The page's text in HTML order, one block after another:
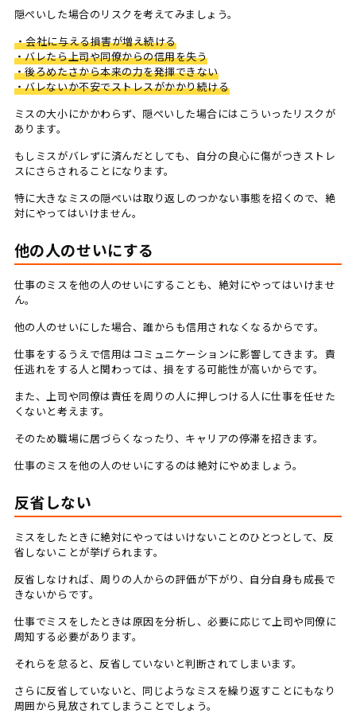
隠ぺいした場合のリスクを考えてみましょう。
・会社に与える損害が増え続ける
・バレたら上司や同僚からの信用を失う
・後ろめたさから本来の力を発揮できない
・バレないか不安でストレスがかかり続ける
ミスの大小にかかわらず、隠ぺいした場合にはこういったリスクが
あります。
もしミスがバレずに済んだとしても、自分の良心に傷がつきストレ
スにさらされることになります。
特に大きなミスの隠ぺいは取り返しのつかない事態を招くので、絶
対にやってはいけません。
他の人のせいにする
仕事のミスを他の人のせいにすることも、絶対にやってはいけませ
ん。
他の人のせいにした場合、誰からも信用されなくなるからです。
仕事をするうえで信用はコミュニケーションに影響してきます。責
任逃れをする人と関わっては、損をする可能性が高いからです。
また、上司や同僚は責任を周りの人に押しつける人に仕事を任せた
くないと考えます。
そのため職場に居づらくなったり、キャリアの停滞を招きます。
仕事のミスを他の人のせいにするのは絶対にやめましょう。
反省しない
ミスをしたときに絶対にやってはいけないことのひとつとして、反
省しないことが挙げられます。
反省しなければ、周りの人からの評価が下がり、自分自身も成長で
きないからです。
仕事でミスをしたときは原因を分析し、必要に応じて上司や同僚に
周知する必要があります。
それらを怠ると、反省していないと判断されてしまいます。
さらに反省していないと、同じようなミスを繰り返すことにもなり
周囲から見放されてしまうことでしょう。